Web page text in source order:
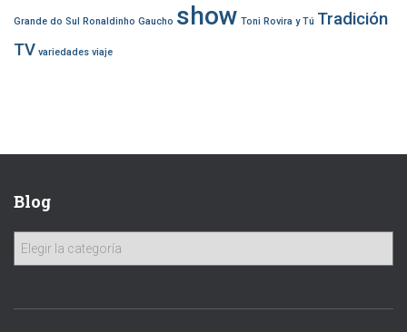
Grande do Sul Ronaldinho Gaucho show Toni Rovira y Tú Tradición
TV variedades viaje
Blog